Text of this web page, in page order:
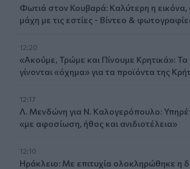
Φωτιά στον Κουβαρά: Καλύτερη η εικόνα,
μάχη με τις εστίες - Βίντεο &
12:20
«Ακούμε, Τρώμε και Πίνουμε Κρητικά»: Τα
γίνονται «όχημα» για τα προϊόντα της
12:17
Λ. Μενδώνη για Ν. Καλογερόπουλο:
«με αφοσίωση, ήθος και ανιδιοτέλεια»
12:10
Ηράκλειο: Με επιτυχία ολοκληρώθηκε η